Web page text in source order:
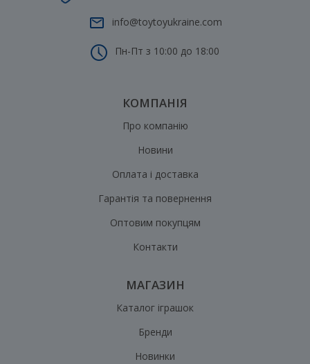
info@toytoyukraine.com
Пн-Пт з 10:00 до 18:00
КОМПАНІЯ
Про компанію
Новини
Оплата і доставка
Гарантія та повернення
Оптовим покупцям
Контакти
МАГАЗИН
Каталог іграшок
Бренди
Новинки